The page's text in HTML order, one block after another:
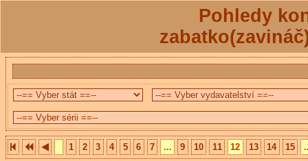
Pohledy
1 2 3 4 5 6 7 ... 9 10 11 12 13 14 15